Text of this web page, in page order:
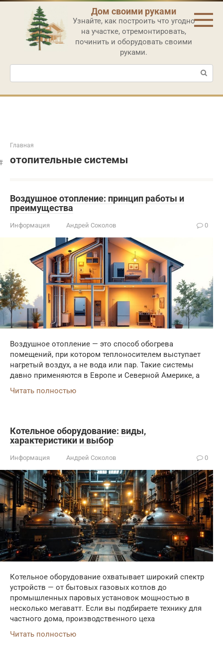
Перейти
контенту
Дом своими руками
Узнайте, как построить что угодно
на участке, отремонтировать,
починить и оборудовать своими
руками.
Поиск:
Главная
отопительные системы
Воздушное отопление: принцип работы и
преимущества
Информация Андрей Соколов 0
Воздушное отопление — это способ обогрева
помещений, при котором теплоносителем выступает
нагретый воздух, а не вода или пар. Такие системы
давно применяются в Европе и Северной Америке, а
Читать полностью
Котельное оборудование: виды,
характеристики и выбор
Информация Андрей Соколов 0
Котельное оборудование охватывает широкий спектр
устройств — от бытовых газовых котлов до
промышленных паровых установок мощностью в
несколько мегаватт. Если вы подбираете технику для
частного дома, производственного цеха
Читать полностью